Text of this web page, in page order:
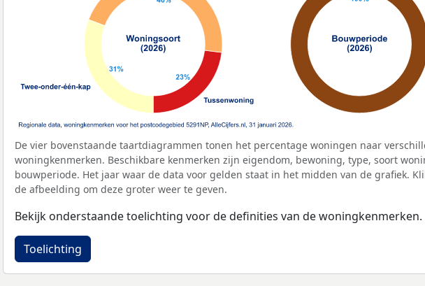
De vier bovenstaande taartdiagrammen tonen het percentage woningen naar
woningkenmerken. Beschikbare kenmerken zijn eigendom, bewoning, type, soort
bouwperiode. Het jaar waar de data voor gelden staat in het midden van de grafiek.
de afbeelding om deze groter weer te geven.
Bekijk onderstaande toelichting voor de definities van de woningkenmerken.
Toelichting